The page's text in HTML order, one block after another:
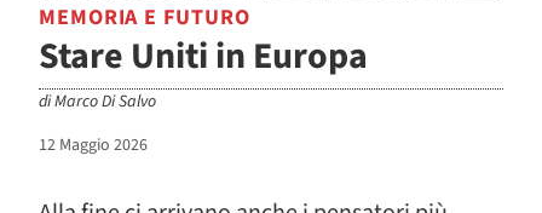
MEMORIA E FUTURO
Stare Uniti in Europa
diMarco Di Salvo
12 Maggio 2026